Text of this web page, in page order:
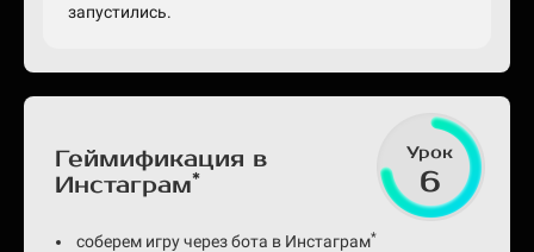
запустились.
Геймификация в
Инстаграм*
Урок
6
соберем игру через бота в Инстаграм*